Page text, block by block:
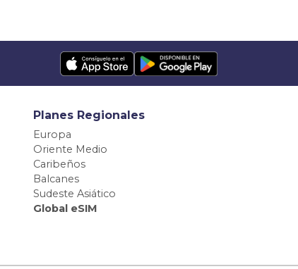
Planes Regionales
Europa
Oriente Medio
Caribeños
Balcanes
Sudeste Asiático
Global eSIM